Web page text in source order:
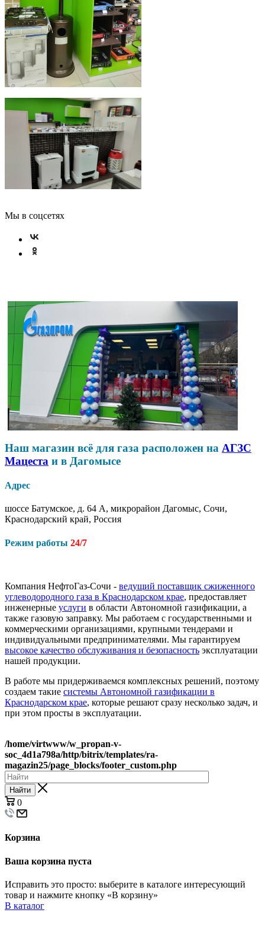
Мы в соцсетях
Наш магазин всё для газа расположен на АГЗС
Мацеста и в Дагомысе
Адрес
шоссе Батумское, д. 64 А, микрорайон Дагомыс, Сочи,
Краснодарский край, Россия
Режим работы 24/7
Компания НефтоГаз-Сочи - ведущий поставщик сжиженного
углеводородного газа в Краснодарском крае, предоставляет
инженерные услуги в области Автономной газификации, а
также газовую заправку. Мы работаем с государственными и
коммерческими организациями, крупными тендерами и
индивидуальными предпринимателями. Мы гарантируем
высокое качество обслуживания и безопасность эксплуатации
нашей продукции.
В работе мы придерживаемся комплексных решений, поэтому
создаем такие системы Автономной газификации в
Краснодарском крае, которые решают сразу несколько задач, и
при этом просты в эксплуатации.
/home/virtwww/w_propan-v-
soc_4d1a798a/http/bitrix/templates/ra-
magazin25/page_blocks/footer_custom.php
Найти
0
Корзина
Ваша корзина пуста
Исправить это просто: выберите в каталоге интересующий
товар и нажмите кнопку «В корзину»
В каталог